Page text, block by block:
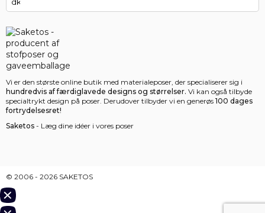
Vi er den største online butik med materialeposer, der specialiserer sig i
hundredvis af færdiglavede designs og størrelser. Vi kan også tilbyde
specialtrykt design på poser. Derudover tilbyder vi en generøs 100 dages
fortrydelsesret!
Saketos - Læg dine idéer i vores poser
© 2006 - 2026 SAKETOS